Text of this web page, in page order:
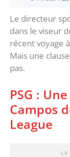
Le directeur
dans le viseur
récent voyage
Mais une
pas.
PSG :
Campos
League
LA